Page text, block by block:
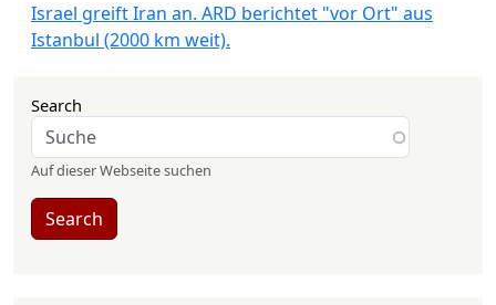
Israel greift Iran an. ARD berichtet "vor Ort" aus
Istanbul (2000 km weit).
Search
Auf dieser Webseite suchen
Search